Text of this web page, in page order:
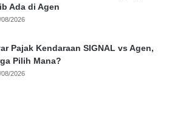
Ada di Agen
08/2026
Pajak Kendaraan SIGNAL vs Agen,
Pilih Mana?
08/2026